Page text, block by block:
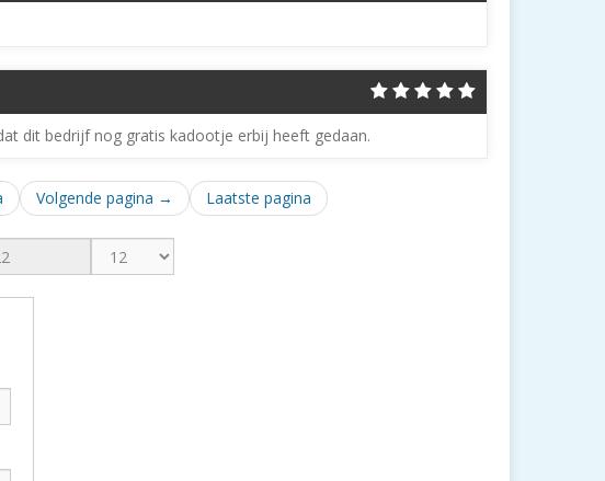
dit bedrijf nog gratis kadootje erbij heeft gedaan.
Volgende pagina → Laatste pagina